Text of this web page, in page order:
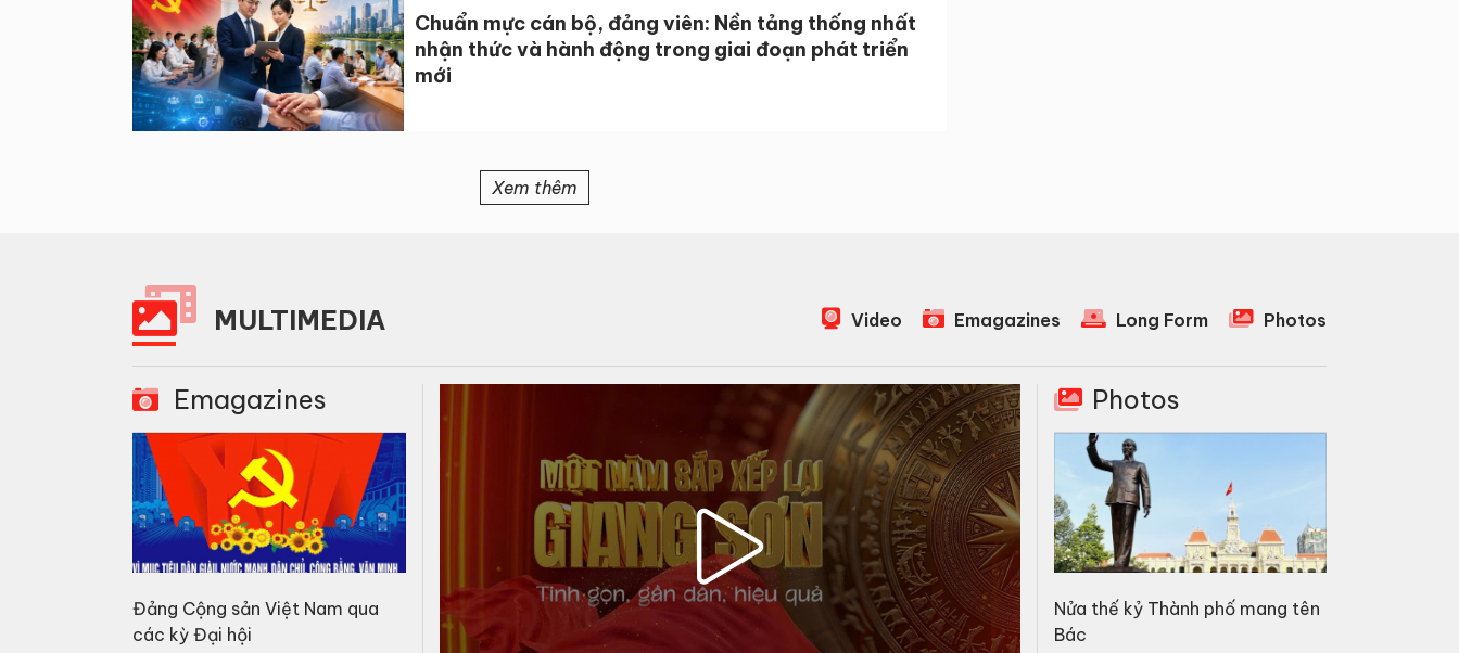
Chuẩn mực cán bộ, đảng viên: Nền tảng thống nhất
nhận thức và hành động trong giai đoạn phát triển
mới
Xem thêm
MULTIMEDIA Video Emagazines Long Form Photos
Emagazines
Đảng Cộng sản Việt Nam qua
các kỳ Đại hội
Photos
Nửa thế kỷ Thành phố mang tên
Bác